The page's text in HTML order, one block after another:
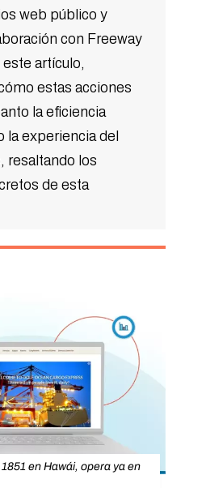
web público y
con Freeway
artículo,
estas acciones
la eficiencia
la experiencia del
resaltando los
de esta
en Hawái, opera ya en